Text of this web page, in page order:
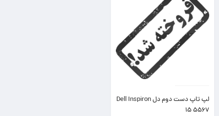
لپ تاپ دست دوم دل Dell Inspiron
15 5567